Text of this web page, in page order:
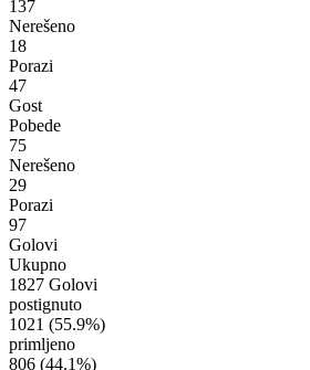
137
Nerešeno
18
Porazi
47
Gost
Pobede
75
Nerešeno
29
Porazi
97
Golovi
Ukupno
1827 Golovi
postignuto
1021 (55.9%)
primljeno
806 (44.1%)